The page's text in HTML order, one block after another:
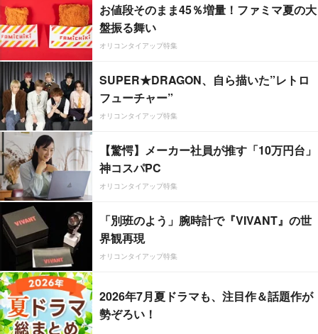
お値段そのまま45％増量！ファミマ夏の大
盤振る舞い
オリコンタイアップ特集
SUPER★DRAGON、自ら描いた”レトロ
フューチャー”
オリコンタイアップ特集
【驚愕】メーカー社員が推す「10万円台」
神コスパPC
オリコンタイアップ特集
「別班のよう」腕時計で『VIVANT』の世
界観再現
オリコンタイアップ特集
2026年7月夏ドラマも、注目作＆話題作が
勢ぞろい！